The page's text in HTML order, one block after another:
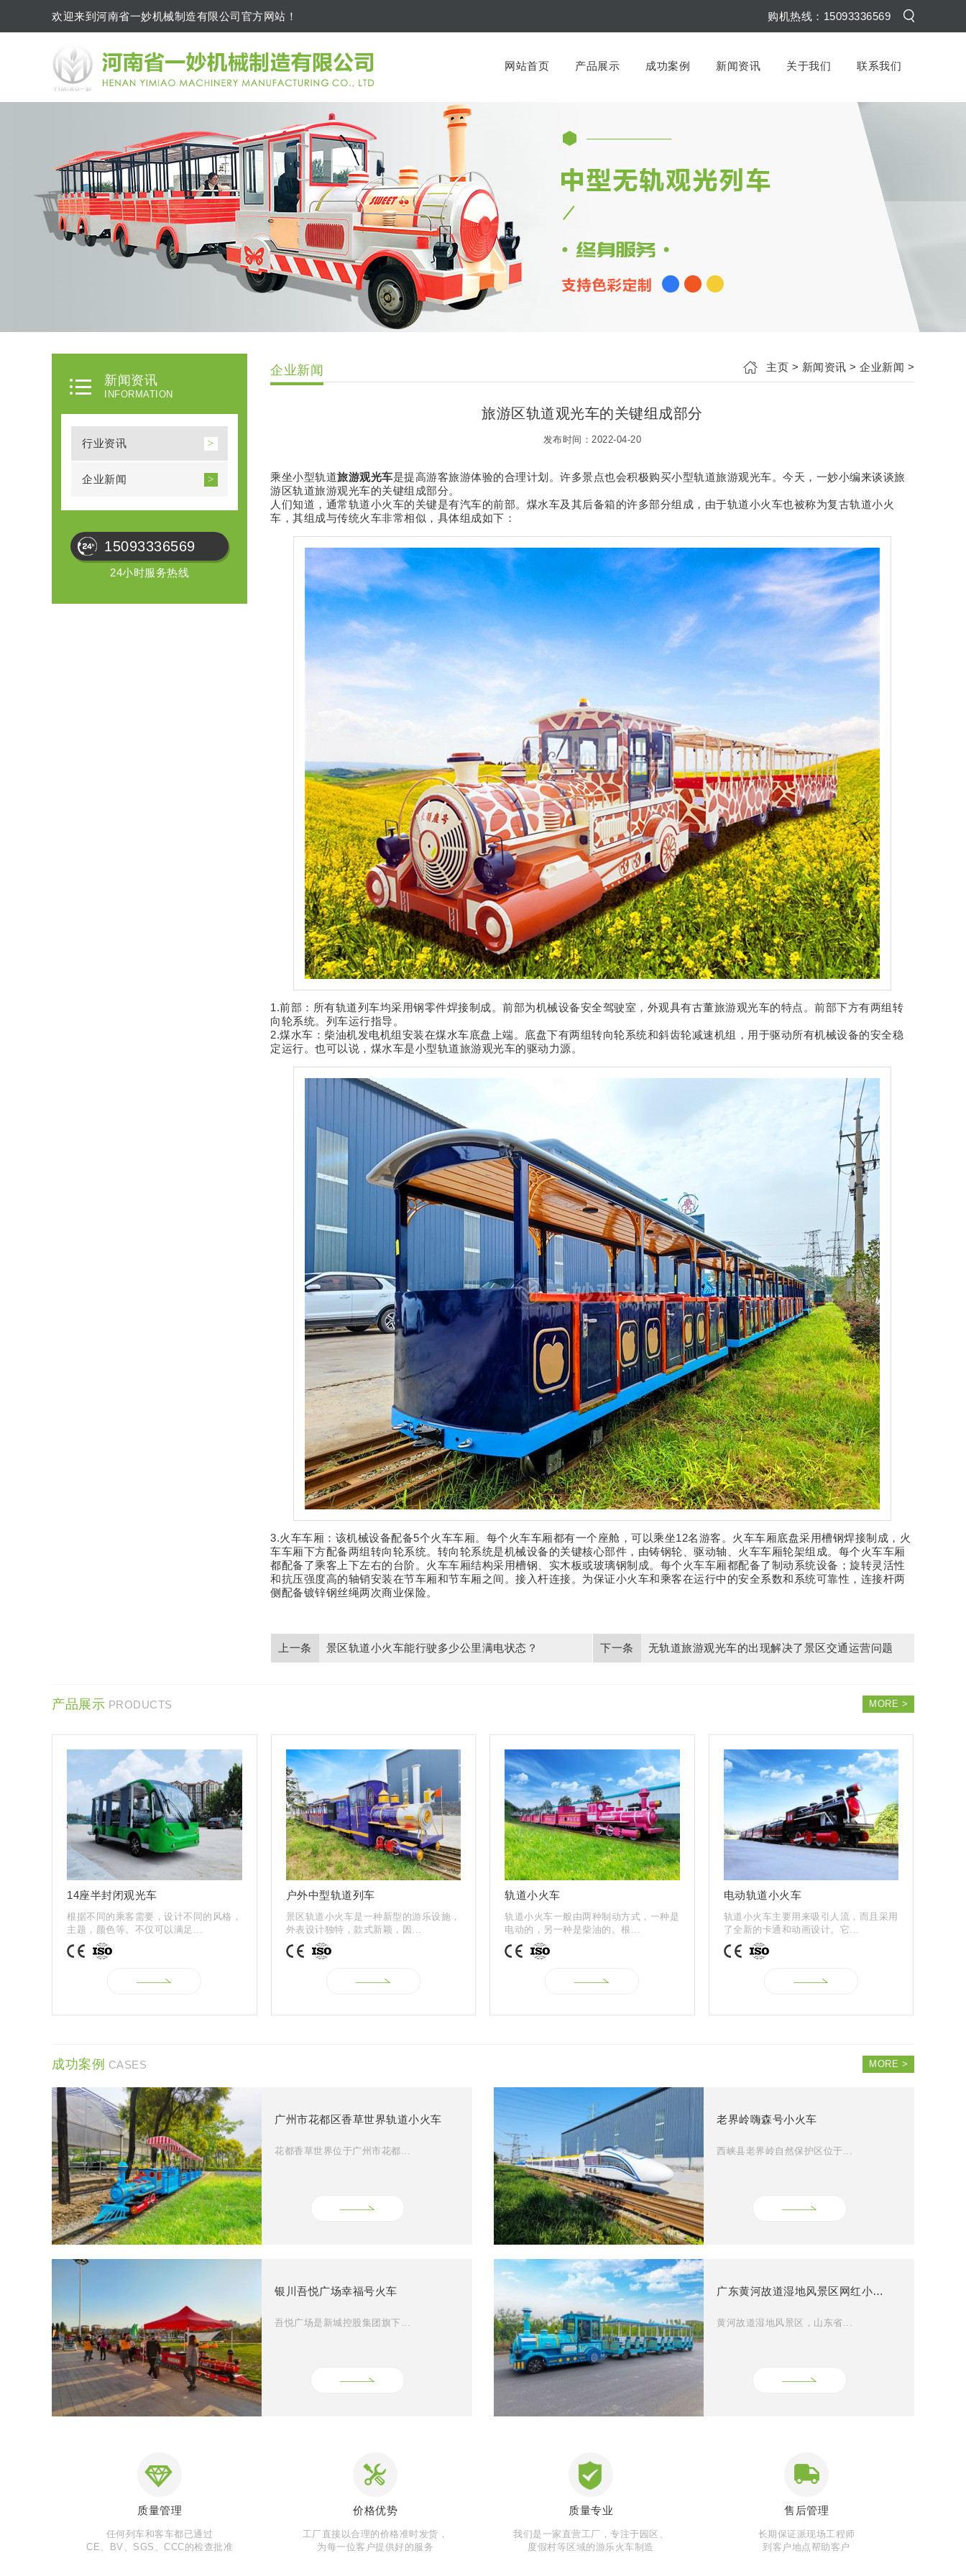
欢迎来到河南省一妙机械制造有限公司官方网站！ 购机热线：15093336569
网站首页 产品展示 成功案例 新闻资讯 关于我们 联系我们
新闻资讯
INFORMATION
行业资讯
企业新闻
15093336569
24小时服务热线
企业新闻 主页 > 新闻资讯 > 企业新闻 >
旅游区轨道观光车的关键组成部分
发布时间：2022-04-20
乘坐小型轨道旅游观光车是提高游客旅游体验的合理计划。许多景点也会积极购买小型轨道旅游观光车。今天，一妙小编来谈谈旅
游区轨道旅游观光车的关键组成部分。
人们知道，通常轨道小火车的关键是有汽车的前部。煤水车及其后备箱的许多部分组成，由于轨道小火车也被称为复古轨道小火
车，其组成与传统火车非常相似，具体组成如下：
1.前部：所有轨道列车均采用钢零件焊接制成。前部为机械设备安全驾驶室，外观具有古董旅游观光车的特点。前部下方有两组转
向轮系统。列车运行指导。
2.煤水车：柴油机发电机组安装在煤水车底盘上端。底盘下有两组转向轮系统和斜齿轮减速机组，用于驱动所有机械设备的安全稳
定运行。也可以说，煤水车是小型轨道旅游观光车的驱动力源。
3.火车车厢：该机械设备配备5个火车车厢。每个火车车厢都有一个座舱，可以乘坐12名游客。火车车厢底盘采用槽钢焊接制成，火
车车厢下方配备两组转向轮系统。转向轮系统是机械设备的关键核心部件，由铸钢轮、驱动轴、火车车厢轮架组成。每个火车车厢
都配备了乘客上下左右的台阶。火车车厢结构采用槽钢、实木板或玻璃钢制成。每个火车车厢都配备了制动系统设备；旋转灵活性
和抗压强度高的轴销安装在节车厢和节车厢之间。接入杆连接。为保证小火车和乘客在运行中的安全系数和系统可靠性，连接杆两
侧配备镀锌钢丝绳两次商业保险。
景区轨道小火车能行驶多少公里满电状态？ 无轨道旅游观光车的出现解决了景区交通运营问题
MORE >
产品展示 PRODUCTS
14座半封闭观光车
根据不同的乘客需要，设计不同的风格，
主题，颜色等。不仅可以满足...
户外中型轨道列车
景区轨道小火车是一种新型的游乐设施，
外表设计独特，款式新颖，因...
轨道小火车
轨道小火车一般由两种制动方式，一种是
电动的，另一种是柴油的。根...
电动轨道小火车
轨道小火车主要用来吸引人流，而且采用
了全新的卡通和动画设计。它...
MORE >
成功案例 CASES
广州市花都区香草世界轨道小火车
花都香草世界位于广州市花都...
老界岭嗨森号小火车
西峡县老界岭自然保护区位于...
银川吾悦广场幸福号火车
吾悦广场是新城控股集团旗下...
广东黄河故道湿地风景区网红小火车
黄河故道湿地风景区，山东省...
质量管理
任何列车和客车都已通过
CE、BV、SGS、CCC的检查批准
价格优势
工厂直接以合理的价格准时发货，
为每一位客户提供好的服务
质量专业
我们是一家直营工厂，专注于园区、
度假村等区域的游乐火车制造
售后管理
长期保证派现场工程师
到客户地点帮助客户